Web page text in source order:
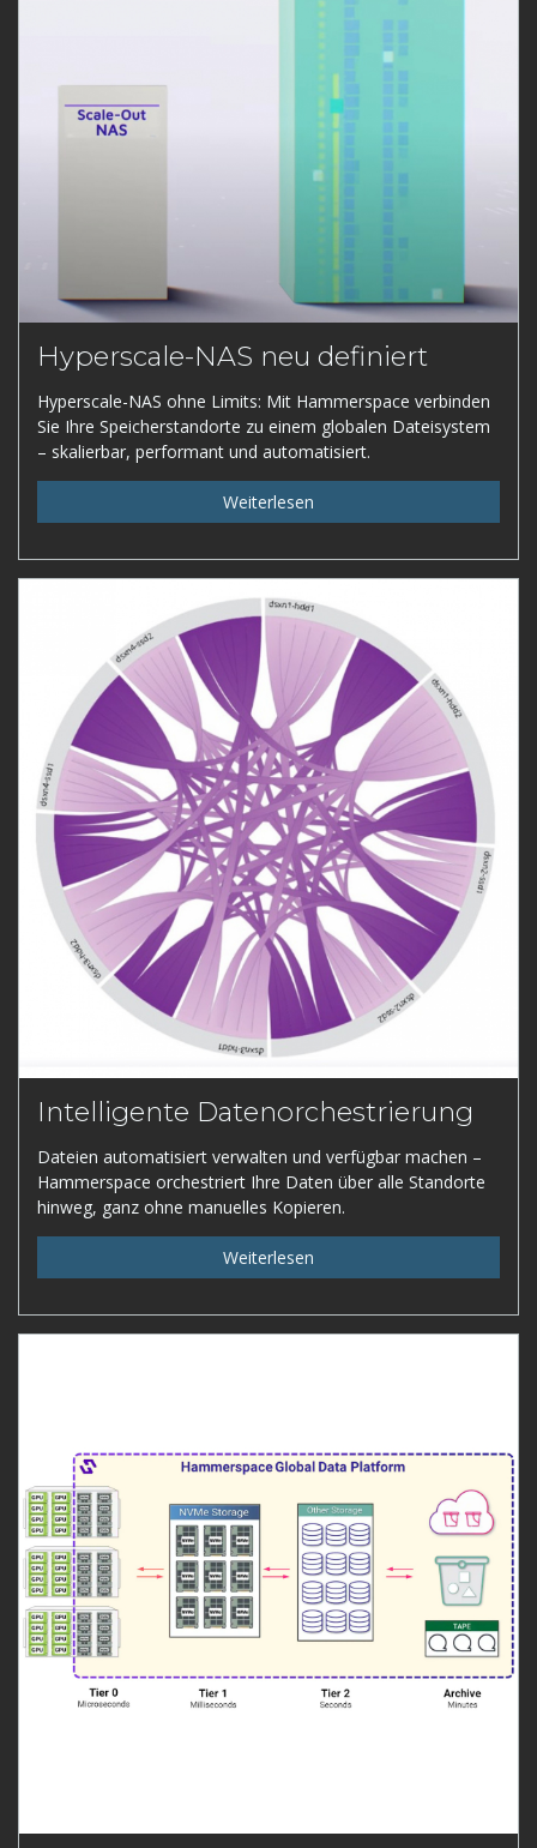
Hyperscale-NAS neu definiert
Hyperscale-NAS ohne Limits: Mit Hammerspace verbinden
Sie Ihre Speicherstandorte zu einem globalen Dateisystem
– skalierbar, performant und automatisiert.
Weiterlesen
Intelligente Datenorchestrierung
Dateien automatisiert verwalten und verfügbar machen –
Hammerspace orchestriert Ihre Daten über alle Standorte
hinweg, ganz ohne manuelles Kopieren.
Weiterlesen